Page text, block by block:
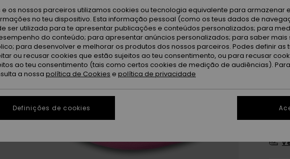
21
e os nossos parceiros utilizamos cookies ou tecnologia equivalente para armazenar
no teu dispositivo. Esta informação pessoal (como os teus dados de
ser utilizada para te apresentar publicações e conteúdos personalizados; para
do conteúdo; para apresentar anúncios personalizados; para saber mais
para desenvolver e melhorar os produtos dos nossos parceiros. Podes definir as
ou recusar cookies que estão sujeitos ao teu consentimento, ou para recusar
ao teu consentimento (tais como certos cookies de medição de audiências).
a nossa política de Cookies e política de privacidade
Definições de cookies